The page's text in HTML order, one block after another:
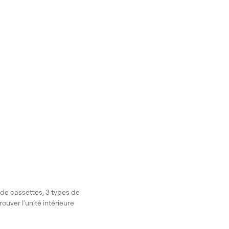
cassettes, 3 types de
l'unité intérieure